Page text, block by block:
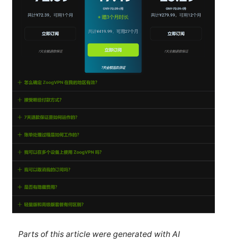
Parts of this article were generated with AI